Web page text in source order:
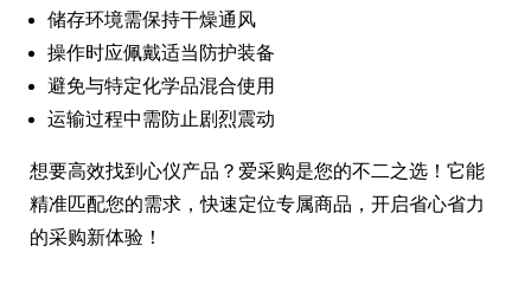
储存环境需保持干燥通风
操作时应佩戴适当防护装备
避免与特定化学品混合使用
运输过程中需防止剧烈震动
想要高效找到心仪产品？爱采购是您的不二之选！它能
精准匹配您的需求，快速定位专属商品，开启省心省力
的采购新体验！